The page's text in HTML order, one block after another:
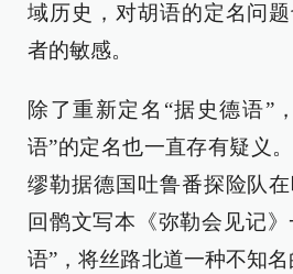
域历史，对胡语的定名问
者的敏感。
除了重新定名“据史德语”
语”的定名也一直存有疑义
缪勒据德国吐鲁番探险队
回鹘文写本《弥勒会见记
语”，将丝路北道一种不知